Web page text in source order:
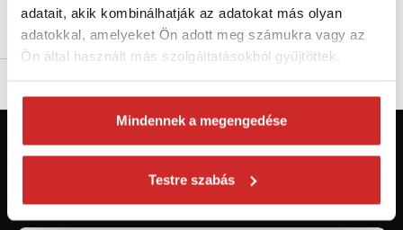
adatait, akik kombinálhatják az adatokat más olyan
adatokkal, amelyeket Ön adott meg számukra vagy az
Ön által használt más szolgáltatásokból gyűjtöttek.
Mindennek a megengedése
Testre szabás
Először jár az svx.hu-n? Regisztráljon és
szerezzen áttekintést az aktuális
újdonságokról és akciókról.